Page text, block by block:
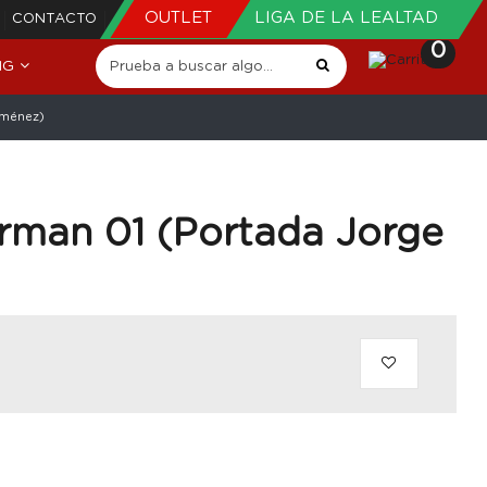
CONTACTO OUTLET LIGA DE LA LEALTAD
0
01 (Portada Jorge